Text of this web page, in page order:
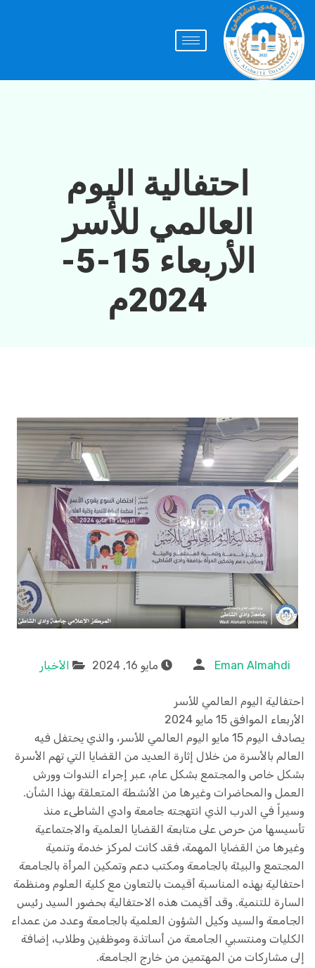
احتفالية اليوم
العالمي للأسر
الأربعاء 15-5-
2024م
Eman Almahdi مايو 16, 2024 الأخبار
احتفالية اليوم العالمي للأسر
الأربعاء الموافق 15 مايو 2024
يصادف اليوم 15 مايو اليوم العالمي للأسر، والذي يحتفل فيه
العالم بالأسرة من خلال إثارة العديد من القضايا التي تهم الأسرة
بشكل خاص والمجتمع بشكل عام، عبر إجراء الندوات وورش
العمل والمحاضرات وغيرها من الأنشطة المتعلقة بهذا الشأن.
وسيراً في الدرب الذي انتهجته جامعة وادي الشاطىء منذ
تأسيسها من حرص على متابعة القضايا العلمية والاجتماعية
وغيرها من القضايا المهمة، فقد كانت لمركز خدمة وتنمية
المجتمع والبيئة بالجامعة ومكتب دعم وتمكين المرأة بالجامعة
احتفالية بهذه المناسبة أقيمت بالتعاون مع كلية العلوم ومنظمة
السارة للتنمية. وقد أقيمت هذه الاحتفالية بحضور السيد رئيس
الجامعة والسيد وكيل الشؤون العلمية بالجامعة وعدد من عمداء
الكليات ومنتسبي الجامعة من أساتذة وموظفين وطلاب، إضافة
إلى مشاركات من المهتمين من خارج الجامعة.